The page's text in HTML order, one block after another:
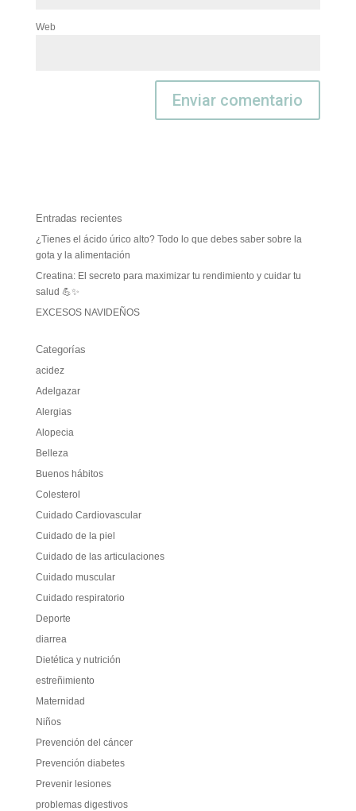
Web
Entradas recientes
¿Tienes el ácido úrico alto? Todo lo que debes saber sobre la
gota y la alimentación
Creatina: El secreto para maximizar tu rendimiento y cuidar tu
salud 💪✨
EXCESOS NAVIDEÑOS
Categorías
acidez
Adelgazar
Alergias
Alopecia
Belleza
Buenos hábitos
Colesterol
Cuidado Cardiovascular
Cuidado de la piel
Cuidado de las articulaciones
Cuidado muscular
Cuidado respiratorio
Deporte
diarrea
Dietética y nutrición
estreñimiento
Maternidad
Niños
Prevención del cáncer
Prevención diabetes
Prevenir lesiones
problemas digestivos